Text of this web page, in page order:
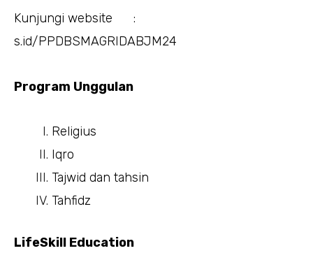
Kunjungi website :
s.id/PPDBSMAGRIDABJM24
Program Unggulan
Religius
Iqro
Tajwid dan tahsin
Tahfidz
LifeSkill Education